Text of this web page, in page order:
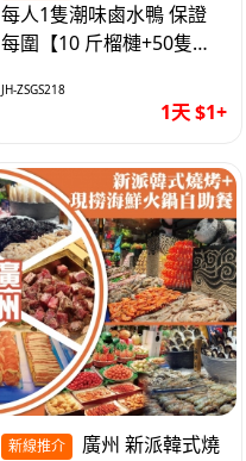
每人1隻潮味鹵水鴨 保證
每圍【10 斤榴槤+50隻湛
1天
JH-ZSGS218
1天 $1+
新線推介